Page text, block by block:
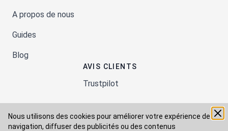
Nous utilisons des cookies pour améliorer votre expérience de
navigation, diffuser des publicités ou des contenus
A propos de nous
Guides
Blog
AVIS CLIENTS
Trustpilot
Moyens de paiement